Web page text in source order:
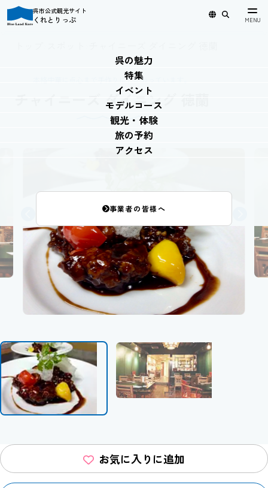
呉市公式観光サイト
くれとりっぷ
呉の魅力
特集
イベント
モデルコース
観光・体験
旅の予約
アクセス
事業者の皆様へ
本格中華に点心まで手作りにこだわっています。
チャイニーズ ダイニング 徳蘭
お気に入りに追加